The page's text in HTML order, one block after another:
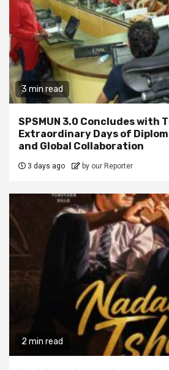
3 min read
SPSMUN 3.0 Concludes with
Extraordinary Days of
and Global Collaboration
3 days ago by our Reporter
2 min read